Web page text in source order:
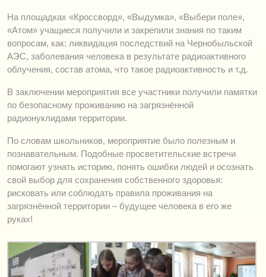
На площадках «Кроссворд», «Выдумка», «Выбери поле»,
«Атом» учащиеся получили и закрепили знания по таким
вопросам, как: ликвидация последствий на Чернобыльской
АЭС, заболевания человека в результате радиоактивного
облучения, состав атома, что такое радиоактивность и т.д.
В заключении мероприятия все участники получили памятки
по безопасному проживанию на загрязнённой
радионуклидами территории.
По словам школьников, мероприятие было полезным и
познавательным. Подобные просветительские встречи
помогают узнать историю, понять ошибки людей и осознать
свой выбор для сохранения собственного здоровья:
рисковать или соблюдать правила проживания на
загрязнённой территории – будущее человека в его же
руках!